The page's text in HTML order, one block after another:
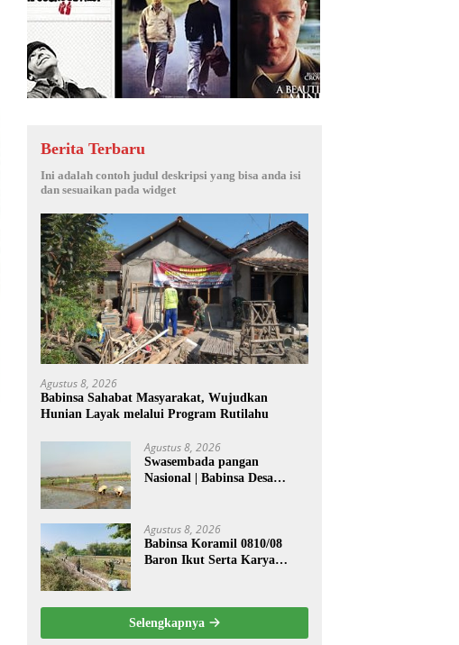
Berita Terbaru
Ini adalah contoh judul deskripsi yang bisa anda isi
dan sesuaikan pada widget
Agustus 8, 2026
Babinsa Sahabat Masyarakat, Wujudkan
Hunian Layak melalui Program Rutilahu
Agustus 8, 2026
Swasembada pangan
Nasional | Babinsa Desa
Ketahanan Pangan
Agustus 8, 2026
Babinsa Koramil 0810/08
Baron Ikut Serta Karya
Selengkapnya